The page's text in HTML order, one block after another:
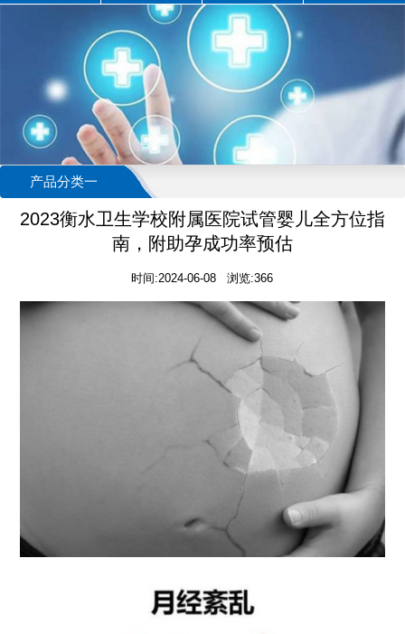
产品分类一
2023衡水卫生学校附属医院试管婴儿全方位指
南，附助孕成功率预估
时间:2024-06-08 浏览:366